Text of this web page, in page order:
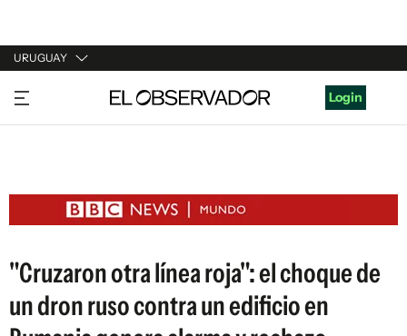
URUGUAY
URUGUAY
ARGENTINA
ESTADOS UNIDOS
Login
"Cruzaron otra línea roja": el choque de
un dron ruso contra un edificio en